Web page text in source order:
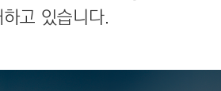
고 있습니다.